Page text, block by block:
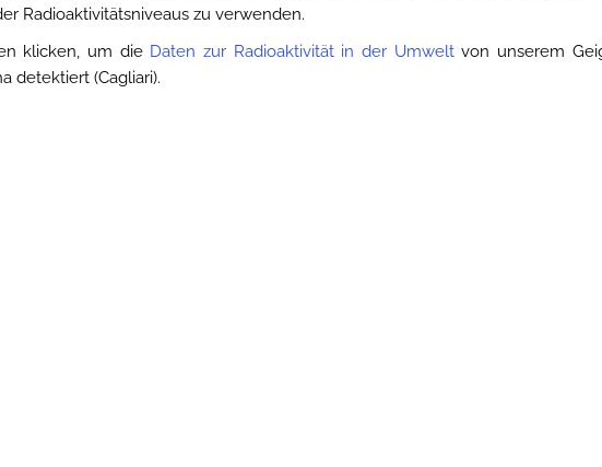
Radioaktivitätsniveaus zu verwenden.
klicken, um die Daten zur Radioaktivität in der Umweltvon unserem
detektiert (Cagliari).